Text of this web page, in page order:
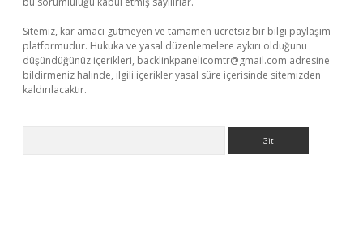
Sitemiz, kar amacı gütmeyen ve tamamen ücretsiz bir bilgi paylaşım
platformudur. Hukuka ve yasal düzenlemelere aykırı olduğunu
düşündüğünüz içerikleri, backlinkpanelicomtr@gmail.com adresine
bildirmeniz halinde, ilgili içerikler yasal süre içerisinde sitemizden
kaldırılacaktır.